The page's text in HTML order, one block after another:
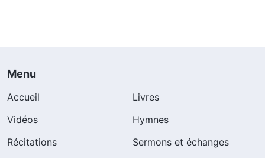
Menu
Accueil
Livres
Vidéos
Hymnes
Récitations
Sermons et échanges